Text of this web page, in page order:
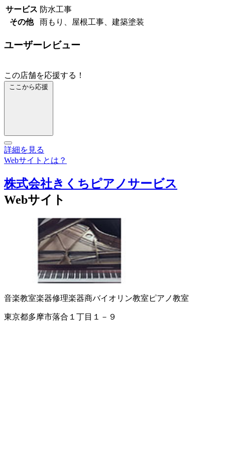
サービス 防水工事
その他
雨もり、屋根工事、建築塗装
ユーザーレビュー
この店舗を応援する！
ここから応援
詳細を見る
Webサイトとは？
株式会社きくちピアノサービス
Webサイト
音楽教室楽器修理楽器商バイオリン教室 ピアノ教室
東京都多摩市落合１丁目１－９